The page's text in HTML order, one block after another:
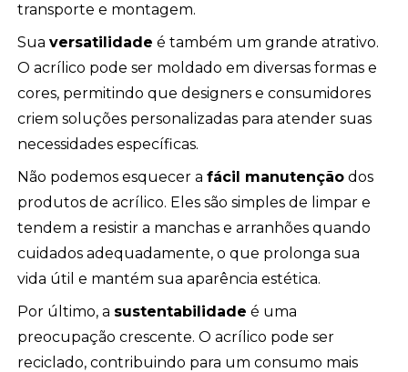
transporte e montagem.
Suaversatilidade é também um grande atrativo.
O acrílico pode ser moldado em diversas formas e
cores, permitindo que designers e consumidores
criem soluções personalizadas para atender suas
necessidades específicas.
Não podemos esquecer afácil manutenção dos
produtos de acrílico. Eles são simples de limpar e
tendem a resistir a manchas e arranhões quando
cuidados adequadamente, o que prolonga sua
vida útil e mantém sua aparência estética.
Por último, a sustentabilidade é uma
preocupação crescente. O acrílico pode ser
reciclado, contribuindo para um consumo mais